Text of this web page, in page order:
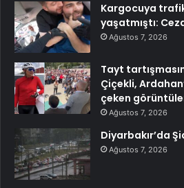
Kargocuya
yaşatmıştı:
Ağustos 7, 2026
Tayt
Çiçekli,
çeken
Ağustos 7, 2026
Diyarbakır’da
Ağustos 7, 2026